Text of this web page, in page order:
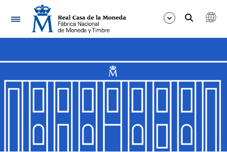
Navigation
Show/Hide
Show/Hide
Show/Hide